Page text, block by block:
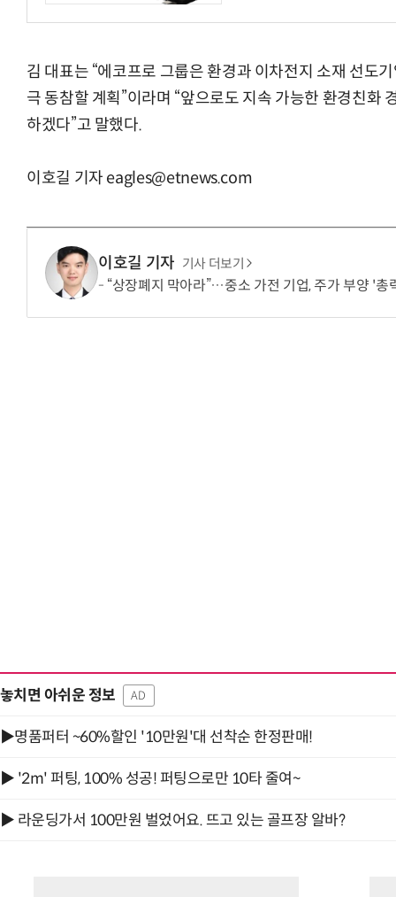
김 대표는 “에코프로 그룹은 환경과 이차전지 소재 선도
극 동참할 계획”이라며 “앞으로도 지속 가능한 환경친화
하겠다”고 말했다.
이호길 기자 eagles@etnews.com
이호길 기자 기사 더보기
“상장폐지 막아라”…중소 가전 기업, 주가 부양 '총
놓치면 아쉬운 정보 AD
▶명품퍼터 ~60%할인 '10만원'대 선착순 한정판매!
▶ '2m' 퍼팅, 100% 성공! 퍼팅으로만 10타 줄여~
▶ 라운딩가서 100만원 벌었어요. 뜨고 있는 골프장 알바?